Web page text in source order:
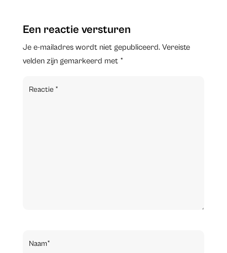
Een reactie versturen
Je e-mailadres wordt niet gepubliceerd. Vereiste
velden zijn gemarkeerd met *